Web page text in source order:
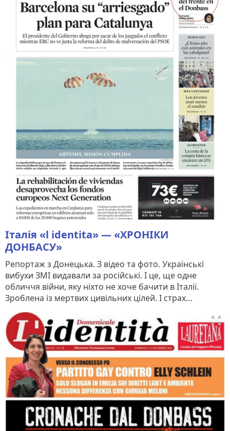
Італія «l identita» — «ХРОНІКИ
ДОНБАСУ»
Репортаж з Донецька. З відео та фото. Українські
вибухи ЗМІ видавали за російські. І це, ще одне
обличчя війни, яку ніхто не хоче бачити в Італії.
Зроблена із мертвих цивільних цілей. І страх…
